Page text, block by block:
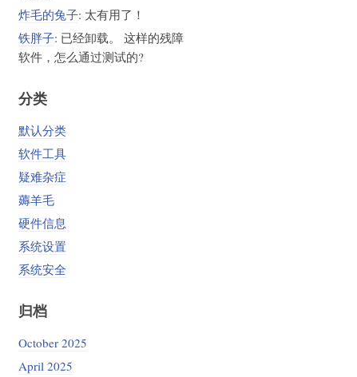
炸毛的兔子: 太有用了！
铁胖子: 已经卸载。 这样的残障
软件，怎么通过测试的?
分类
默认分类
软件工具
疑难杂症
薅羊毛
硬件信息
系统设置
系统安全
归档
October 2025
April 2025